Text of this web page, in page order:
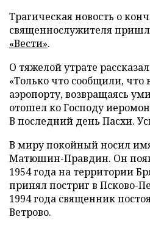
Трагическая новость о
священнослужителя
«Вести».
О тяжелой утрате
«Только что сообщили, что
аэропорту, возвращаясь
отошел ко Господу
В последний день Пасхи.
В миру покойный носил
Матюшин-Правдин. Он
1954 года на территории
принял постриг в Псково-
1994 года священник
Ветрово.